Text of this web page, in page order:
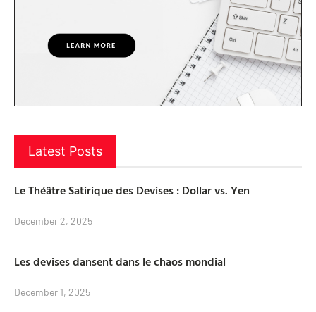
Latest Posts
Le Théâtre Satirique des Devises : Dollar vs. Yen
December 2, 2025
Les devises dansent dans le chaos mondial
December 1, 2025